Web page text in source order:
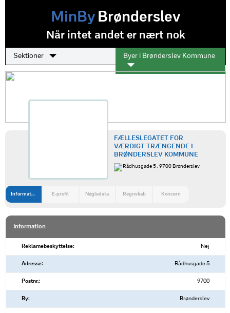
MinByBrønderslev
Når intet andet er nært nok
Sektioner Byer i Brønderslev Kommune
FÆLLESLEGATET FOR
VÆRDIGT TRÆNGENDE I
BRØNDERSLEV KOMMUNE
Rådhusgade 5 , 9700 Brønderslev
Information E-profil Nøgledata Regnskab Koncern
Information
Reklamebeskyttelse: Nej
Adresse: Rådhusgade 5
Postnr.: 9700
By: Brønderslev